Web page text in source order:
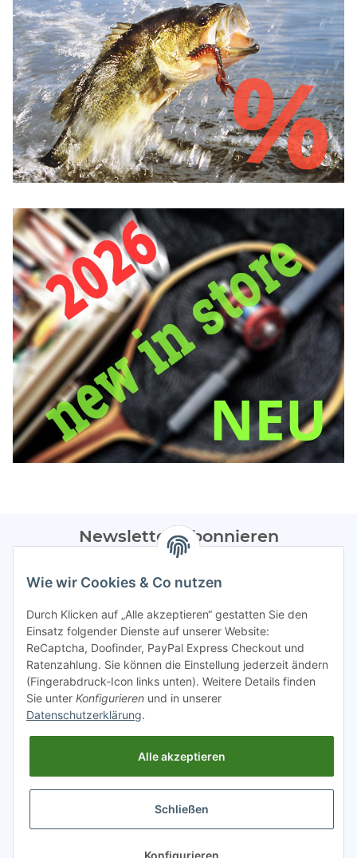
Newsletter Abonnieren
Bitte sendet mir entsprechend eurer
regelmäßig Infos zu euren Aktionen per E-Mail zu.
Abonnieren
Spamschutz aktiv
Gesetzliche Informationen
* Alle Preise inkl. gesetzlicher USt.
Wie wir Cookies & Co nutzen
Durch Klicken auf „Alle akzeptieren“ gestatten Sie den
Einsatz folgender Dienste auf unserer Website:
ReCaptcha, Doofinder, PayPal Express Checkout und
Ratenzahlung. Sie können die Einstellung jederzeit ändern
(Fingerabdruck-Icon links unten). Weitere Details finden
Sie unter Konfigurieren und in unserer
Datenschutzerklärung.
Alle akzeptieren
Schließen